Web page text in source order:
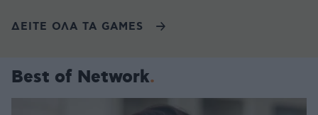
ΔΕΙΤΕ ΟΛΑ ΤΑ GAMES
Best of Network